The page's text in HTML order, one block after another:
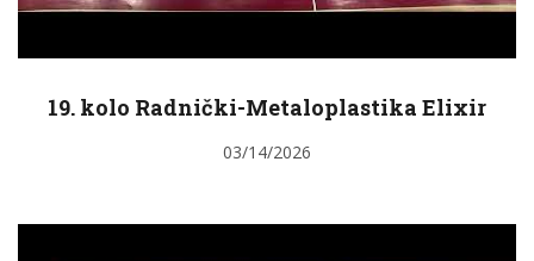
19. kolo Radnički-Metaloplastika Elixir
03/14/2026